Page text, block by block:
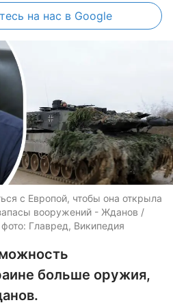
на нас в Google
с Европой, чтобы она открыла
вооружений - Жданов /
Главред, Википедия
больше оружия,